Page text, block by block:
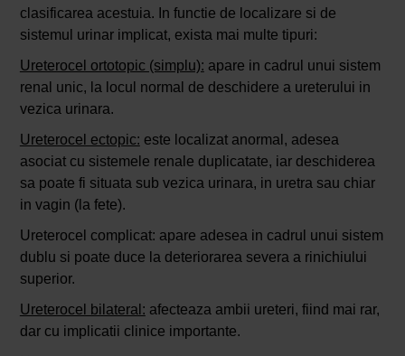
clasificarea acestuia. In functie de localizare si de
sistemul urinar implicat, exista mai multe tipuri:
Ureterocel ortotopic (simplu): apare in cadrul unui sistem
renal unic, la locul normal de deschidere a ureterului in
vezica urinara.
Ureterocel ectopic: este localizat anormal, adesea
asociat cu sistemele renale duplicatate, iar deschiderea
sa poate fi situata sub vezica urinara, in uretra sau chiar
in vagin (la fete).
Ureterocel complicat: apare adesea in cadrul unui sistem
dublu si poate duce la deteriorarea severa a rinichiului
superior.
Ureterocel bilateral: afecteaza ambii ureteri, fiind mai rar,
dar cu implicatii clinice importante.